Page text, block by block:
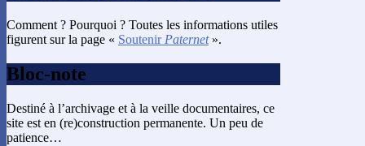
Comment ? Pourquoi ? Toutes les informations utiles
figurent sur la page « Soutenir Paternet».
Bloc-note
Destiné à l’archivage et à la veille documentaires, ce
site est en (re)construction permanente. Un peu de
patience…